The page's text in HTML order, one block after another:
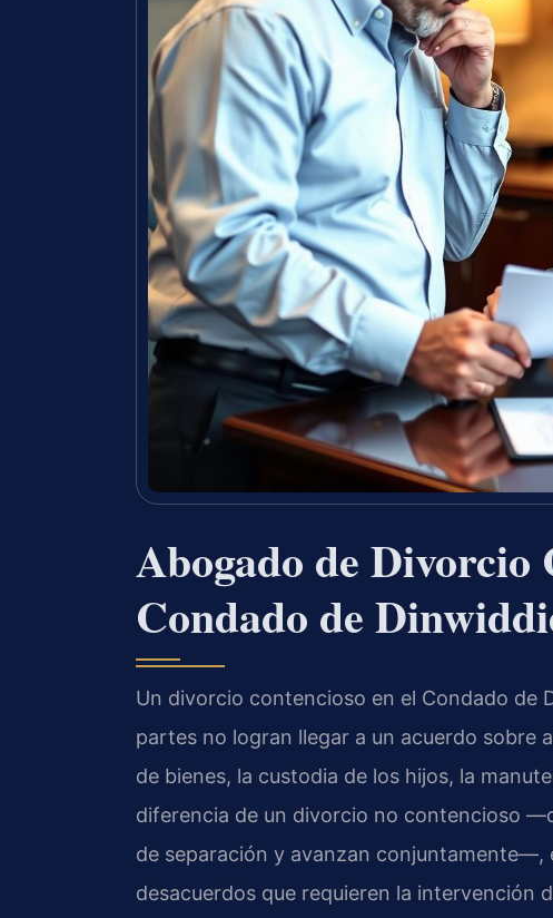
Abogado de Divorcio
Condado de
Un divorcio contencioso en el Condado de
partes no logran llegar a un acuerdo sobre
de bienes, la custodia de los hijos, la
diferencia de un divorcio no contencioso
de separación y avanzan conjuntamente—,
desacuerdos que requieren la intervención